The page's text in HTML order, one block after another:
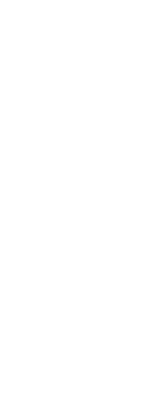
ubicación